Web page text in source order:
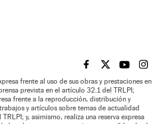
EL PAÍS BRASIL EN
EL PAÍSEL PAÍS
EL
frente al uso de sus obras y prestaciones en
prevista en el artículo 32.1 del TRLPI;
frente a la reproducción, distribución y
y artículos sobre temas de actualidad
y, asimismo, realiza una reserva expresa